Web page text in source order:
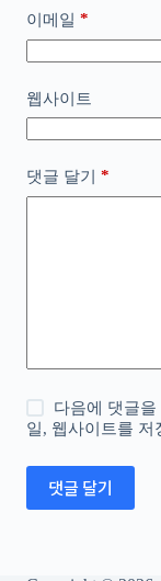
이메일 *
웹사이트
댓글 달기 *
다음에 댓글
일, 웹사이트를 저
댓글 달기